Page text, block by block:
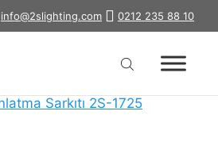
info@2slighting.com 0212 235 88 10
sarkiti-2s-